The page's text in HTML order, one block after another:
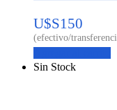
U$S150
Sin Stock